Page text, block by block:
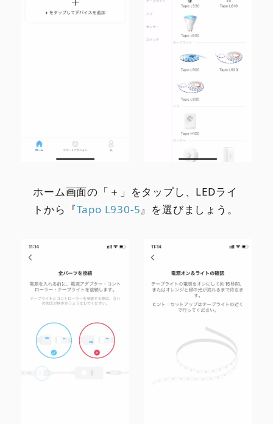
ホーム画面の「＋」をタップし、LEDライ
トから『Tapo L930-5』を選びましょう。